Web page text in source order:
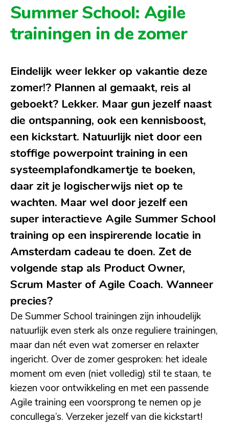
Summer School: Agile
trainingen in de zomer
Eindelijk weer lekker op vakantie deze
zomer!? Plannen al gemaakt, reis al
geboekt? Lekker. Maar gun jezelf naast
die ontspanning, ook een kennisboost,
een kickstart. Natuurlijk niet door een
stoffige powerpoint training in een
systeemplafondkamertje te boeken,
daar zit je logischerwijs niet op te
wachten. Maar wel door jezelf een
super interactieve Agile Summer School
training op een inspirerende locatie in
Amsterdam cadeau te doen. Zet de
volgende stap als Product Owner,
Scrum Master of Agile Coach. Wanneer
precies?
De Summer School trainingen zijn inhoudelijk
natuurlijk even sterk als onze reguliere trainingen,
maar dan nét even wat zomerser en relaxter
ingericht. Over de zomer gesproken: het ideale
moment om even (niet volledig) stil te staan, te
kiezen voor ontwikkeling en met een passende
Agile training een voorsprong te nemen op je
concullega’s. Verzeker jezelf van die kickstart!